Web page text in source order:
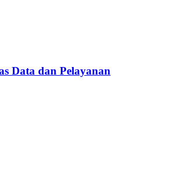
Data dan Pelayanan